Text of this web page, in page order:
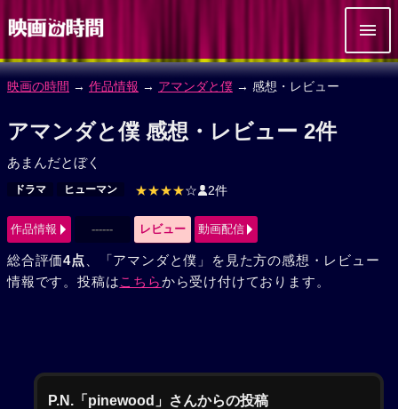
映画の時間 → 作品情報 → アマンダと僕 → 感想・レビュー
アマンダと僕 感想・レビュー 2件
あまんだとぼく
ドラマ ヒューマン ★★★★☆ 2件
作品情報 ------ レビュー 動画配信
総合評価4点 、「アマンダと僕」を見た方の感想・レビュー
情報です。投稿はこちらから受け付けております。
P.N.「pinewood」さんからの投稿